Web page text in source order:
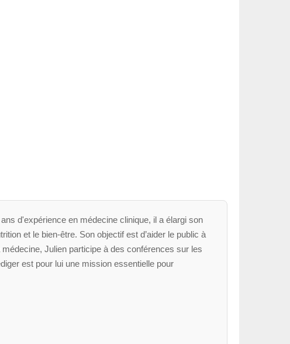
d'expérience en médecine clinique, il a élargi son
et le bien-être. Son objectif est d’aider le public à
Julien participe à des conférences sur les
est pour lui une mission essentielle pour